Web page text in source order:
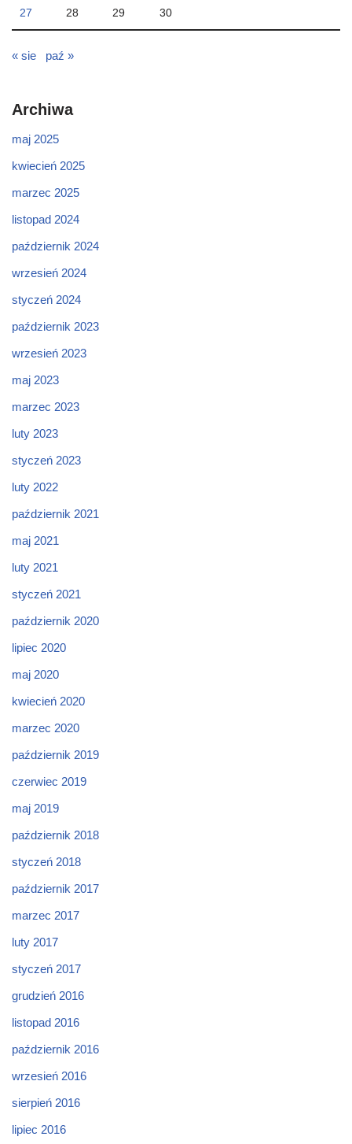
27 28 29 30
« sie paź »
Archiwa
maj 2025
kwiecień 2025
marzec 2025
listopad 2024
październik 2024
wrzesień 2024
styczeń 2024
październik 2023
wrzesień 2023
maj 2023
marzec 2023
luty 2023
styczeń 2023
luty 2022
październik 2021
maj 2021
luty 2021
styczeń 2021
październik 2020
lipiec 2020
maj 2020
kwiecień 2020
marzec 2020
październik 2019
czerwiec 2019
maj 2019
październik 2018
styczeń 2018
październik 2017
marzec 2017
luty 2017
styczeń 2017
grudzień 2016
listopad 2016
październik 2016
wrzesień 2016
sierpień 2016
lipiec 2016